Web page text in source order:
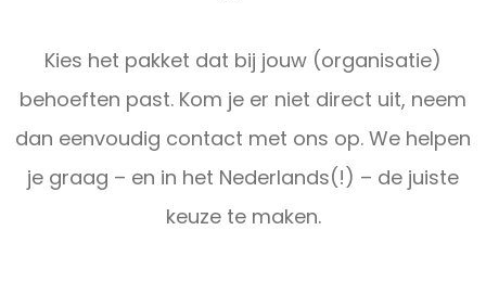
Kies het pakket dat bij jouw (organisatie)
behoeften past. Kom je er niet direct uit, neem
dan eenvoudig contact met ons op. We helpen
je graag – en in het Nederlands(!) – de juiste
keuze te maken.